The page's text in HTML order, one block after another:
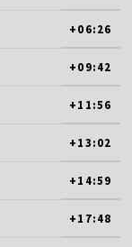
+06:26
+09:42
+11:56
+13:02
+14:59
+17:48